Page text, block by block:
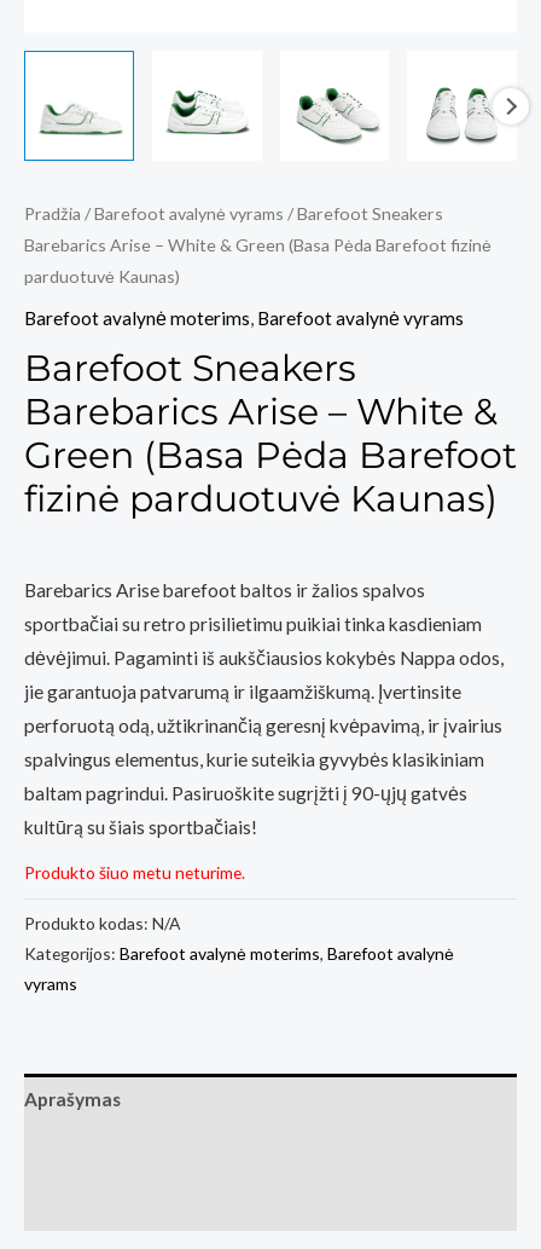
Pradžia /Barefoot avalynė vyrams / Barefoot Sneakers
Barebarics Arise – White & Green (Basa Pėda Barefoot fizinė
parduotuvė Kaunas)
Barefoot avalynė moterims, Barefoot avalynė vyrams
Barefoot Sneakers
Barebarics Arise – White &
Green (Basa Pėda Barefoot
fizinė parduotuvė Kaunas)
Barebarics Arise barefoot baltos ir žalios spalvos
sportbačiai su retro prisilietimu puikiai tinka kasdieniam
dėvėjimui. Pagaminti iš aukščiausios kokybės Nappa odos,
jie garantuoja patvarumą ir ilgaamžiškumą. Įvertinsite
perforuotą odą, užtikrinančią geresnį kvėpavimą, ir įvairius
spalvingus elementus, kurie suteikia gyvybės klasikiniam
baltam pagrindui. Pasiruoškite sugrįžti į 90-ųjų gatvės
kultūrą su šiais sportbačiais!
Produkto šiuo metu neturime.
Produkto kodas: N/A
Kategorijos: Barefoot avalynė moterims, Barefoot avalynė
vyrams
Aprašymas